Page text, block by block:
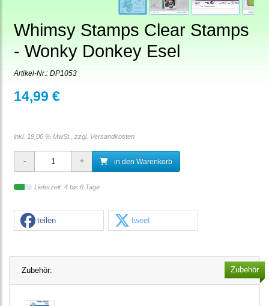
Whimsy Stamps Clear Stamps
- Wonky Donkey Esel
Artikel-Nr.: DP1053
14,99 €
inkl. 19,00 % MwSt., zzgl. Versandkosten
in den Warenkorb
Lieferzeit: 4 bis 6 Tage
teilen tweet
Zubehör: Zubehör